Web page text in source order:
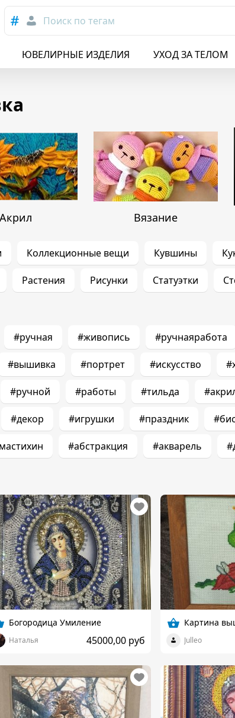
Поиск по тегам
ЮВЕЛИРНЫЕ ИЗДЕЛИЯ УХОД ЗА ТЕЛОМ
Акрил Вязание
Коллекционные вещи Кувшины
Растения Рисунки Статуэтки
#ручная #живопись #ручнаяработа
#вышивка #портрет #искусство
#ручной #работы #тильда
#декор #игрушки #праздник
#абстракция #акварель
Богородица Умиление
Наталья 45000,00 руб
Картина
Julleo